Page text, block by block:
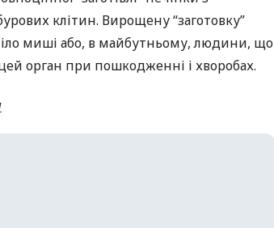
клітин. Вирощену “заготовку”
миші або, в майбутньому, людини, що
орган при пошкодженні і хворобах.